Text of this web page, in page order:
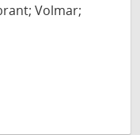
Volmar;